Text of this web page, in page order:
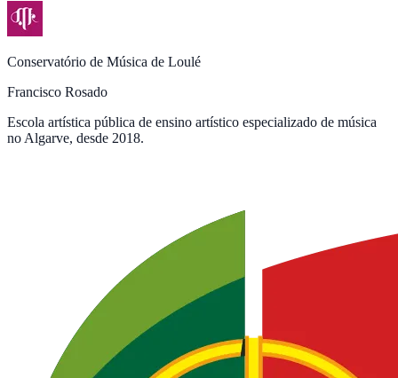
Conservatório de Música de Loulé
Francisco Rosado
Escola artística pública de ensino artístico especializado de música
no Algarve, desde 2018.